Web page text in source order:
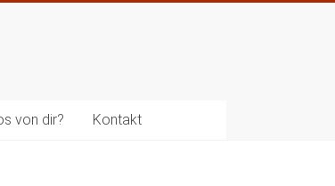
von dir? Kontakt